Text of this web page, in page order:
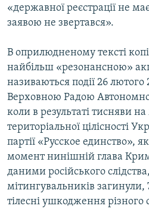
«державної реєстрації не
заявою не звертався».
В оприлюдненому тексті
найбільш «резонансною»
називаються події 26 лютого
Верховною Радою
коли в результаті тисняви
територіальної цілісності
партії «Русское единство»,
момент нинішній глава
даними російського
мітингувальників загинули,
тілесні ушкодження різного